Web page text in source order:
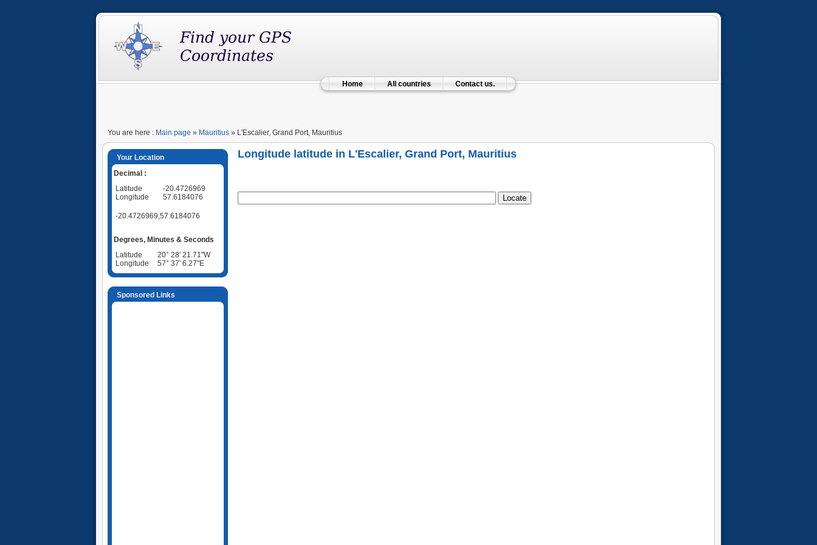
Home All countries Contact us.
You are here : Main page » Mauritius » L'Escalier, Grand Port, Mauritius
Your Location
Decimal :
Latitude
-20.4726969
Longitude
57.6184076
-20.4726969,57.6184076
Degrees, Minutes & Seconds
Latitude
20° 28' 21.71"W
Longitude
57° 37' 6.27"E
Sponsored Links
Longitude latitude in L'Escalier, Grand Port, Mauritius